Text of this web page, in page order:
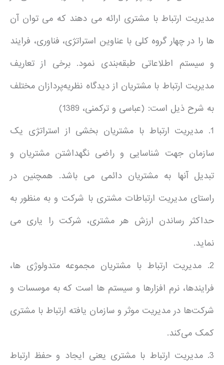
مدیریت ارتباط با مشتری ارائه می دهند که می توان آن
ها را در چهار گروه کلی با عناوین استراتژی، فناوری، فرایند
و سیستم اطلاعاتی طبقه‌بندی نمود. برخی از تعاریف
مدیریت ارتباط با مشتریان از دیدگاه نظریه‌پردازان مختلف
به شرح ذیل است: (عباسی و ترکمنی، 1389)
1. مدیریت ارتباط با مشتریان بخشی از استراتژی یک
سازمان جهت شناسایی و راضی نگهداشتن مشتریان و
تبدیل آنها به مشتریان دائمی می باشد. همچنین در
راستای مدیریت ارتباطات مشتری با شرکت و به منظور به
حداکثر رساندن ارزش هر مشتری، شرکت را یاری می
نماید.
2. مدیریت ارتباط با مشتریان مجموعه متدولوژی ها،
فرایندها، نرم افزارها و سیستم ها است که به موسسات و
شرکت‌ها در مدیریت موثر و سازمان یافته ارتباط با مشتری
کمک می‌کند.
3. مدیریت ارتباط با مشتری یعنی ایجاد و حفظ ارتباط